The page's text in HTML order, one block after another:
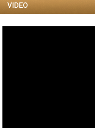
VIDEO